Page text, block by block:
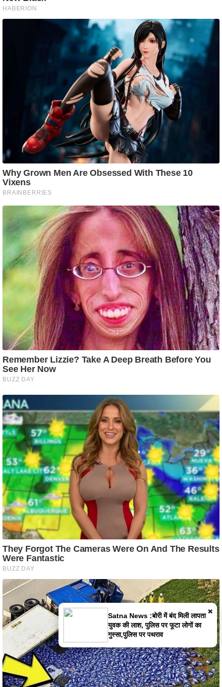
×
Satna News :बोरी में बंद मिली लापता
युवक की लाश, पुलिस पर फूटा लोगों का
गुस्सा,पुलिस पर पथराव